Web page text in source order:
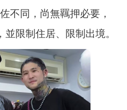
不同，尚無羈押必要，
限制住居、限制出境。